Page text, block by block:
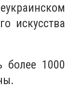
искусства
более 1000